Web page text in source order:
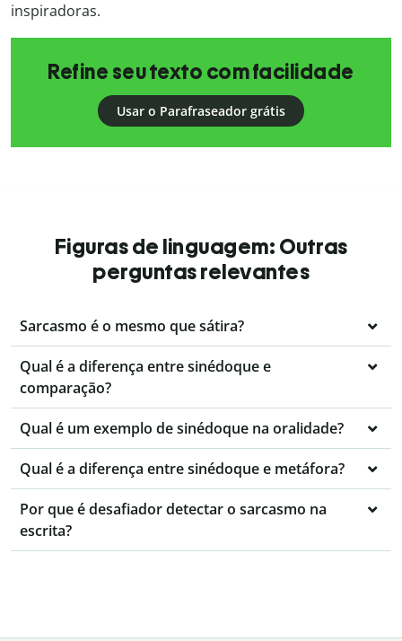
inspiradoras.
Refine seu texto com facilidade
Usar o Parafraseador grátis
Figuras de linguagem: Outras
perguntas relevantes
Sarcasmo é o mesmo que sátira?
Qual é a diferença entre sinédoque e
comparação?
Qual é um exemplo de sinédoque na oralidade?
Qual é a diferença entre sinédoque e metáfora?
Por que é desafiador detectar o sarcasmo na
escrita?